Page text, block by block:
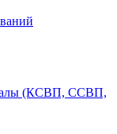
(КСВП, ССВП,